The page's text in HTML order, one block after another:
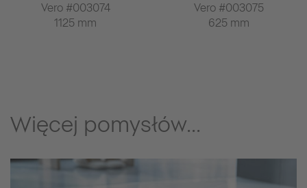
Vero #003074
1125 mm
Vero #003075
625 mm
Więcej pomysłów...